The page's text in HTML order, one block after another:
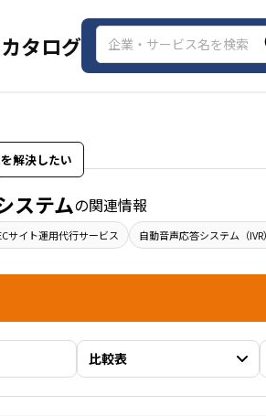
タログ
解決したい
ステムの関連情報
サイト運用代行サービス 自動音声応答システム（IVR
比較表